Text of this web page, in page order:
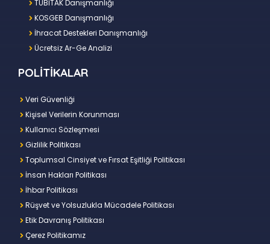
TÜBİTAK Danışmanlığı
KOSGEB Danışmanlığı
İhracat Destekleri Danışmanlığı
Ücretsiz Ar-Ge Analizi
POLİTİKALAR
Veri Güvenliği
Kişisel Verilerin Korunması
Kullanıcı Sözleşmesi
Gizlilik Politikası
Toplumsal Cinsiyet ve Fırsat Eşitliği Politikası
İnsan Hakları Politikası
İhbar Politikası
Rüşvet ve Yolsuzlukla Mücadele Politikası
Etik Davranış Politikası
Çerez Politikamız